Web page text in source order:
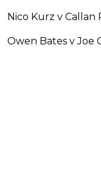
Nico Kurz v Callan
Owen Bates v Joe